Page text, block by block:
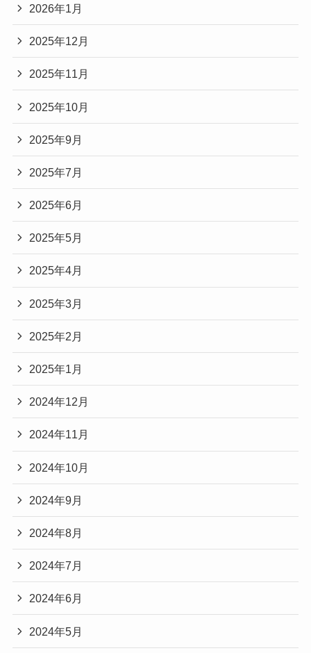
2026年1月
2025年12月
2025年11月
2025年10月
2025年9月
2025年7月
2025年6月
2025年5月
2025年4月
2025年3月
2025年2月
2025年1月
2024年12月
2024年11月
2024年10月
2024年9月
2024年8月
2024年7月
2024年6月
2024年5月